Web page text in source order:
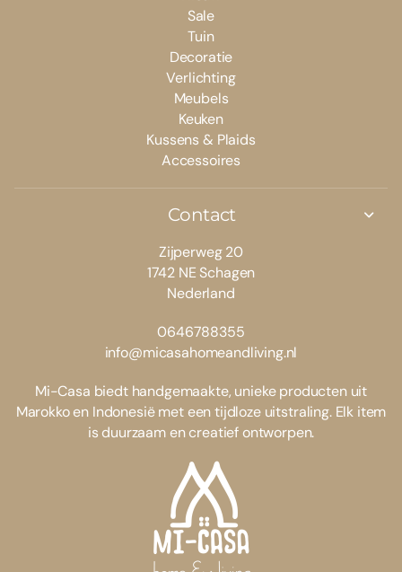
Sale
Tuin
Decoratie
Verlichting
Meubels
Keuken
Kussens & Plaids
Accessoires
Contact
Zijperweg 20
1742 NE Schagen
Nederland
0646788355
info@micasahomeandliving.nl
Mi-Casa biedt handgemaakte, unieke producten uit
Marokko en Indonesië met een tijdloze uitstraling. Elk item
is duurzaam en creatief ontworpen.